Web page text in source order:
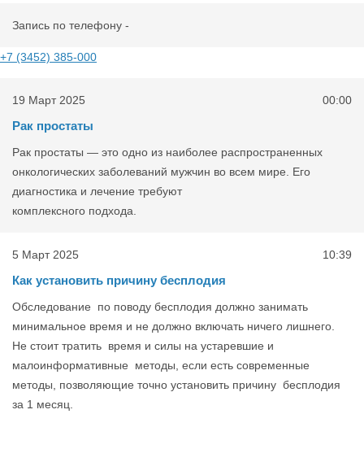
Запись по телефону -
+7 (3452) 385-000
19 Март 2025 00:00
Рак простаты
Рак простаты — это одно из наиболее распространенных
онкологических заболеваний мужчин во всем мире. Его
диагностика и лечение требуют
комплексного подхода.
5 Март 2025 10:39
Как установить причину бесплодия
Обследование по поводу бесплодия должно занимать
минимальное время и не должно включать ничего лишнего.
Не стоит тратить время и силы на устаревшие и
малоинформативные методы, если есть современные
методы, позволяющие точно установить причину бесплодия
за 1 месяц.